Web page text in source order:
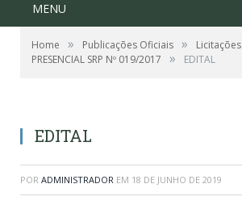
MENU
Home » Publicações Oficiais » Licitações
PRESENCIAL SRP Nº 019/2017
» EDITAL
EDITAL
POR ADMINISTRADOR EM 18 DE JUNHO DE 2019